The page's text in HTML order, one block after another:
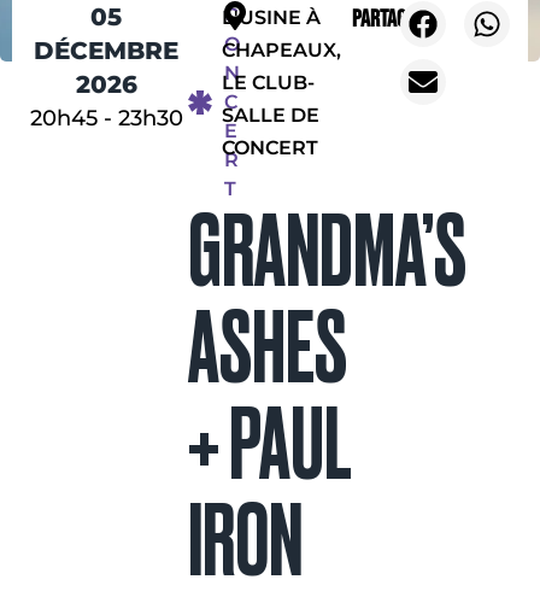
05
DÉCEMBRE
2026
20h45- 23h30
C
O
N
C
E
R
T
L'USINE À
CHAPEAUX,
LE CLUB-
SALLE DE
CONCERT
GRANDMA’S
ASHES
+ PAUL
IRON
Partager